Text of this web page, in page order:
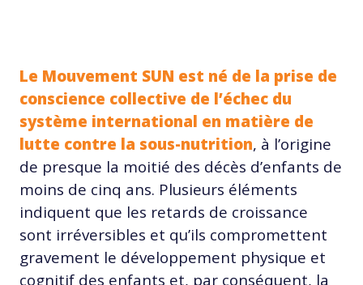
Le Mouvement SUN est né de la prise de
conscience collective de l’échec du
système international en matière de
lutte contre la sous-nutrition, à l’origine
de presque la moitié des décès d’enfants de
moins de cinq ans. Plusieurs éléments
indiquent que les retards de croissance
sont irréversibles et qu’ils compromettent
gravement le développement physique et
cognitif des enfants et, par conséquent, la